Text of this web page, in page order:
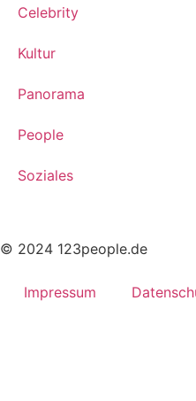
Celebrity
Kultur
Panorama
People
Soziales
© 2024 123people.de
Impressum